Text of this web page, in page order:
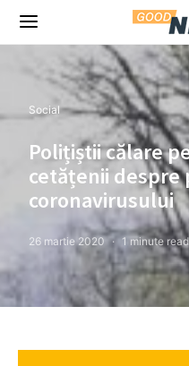
Social
Polițiștii călare
cetățenii despre
coronavirusului
26 martie 2020 1 minute read